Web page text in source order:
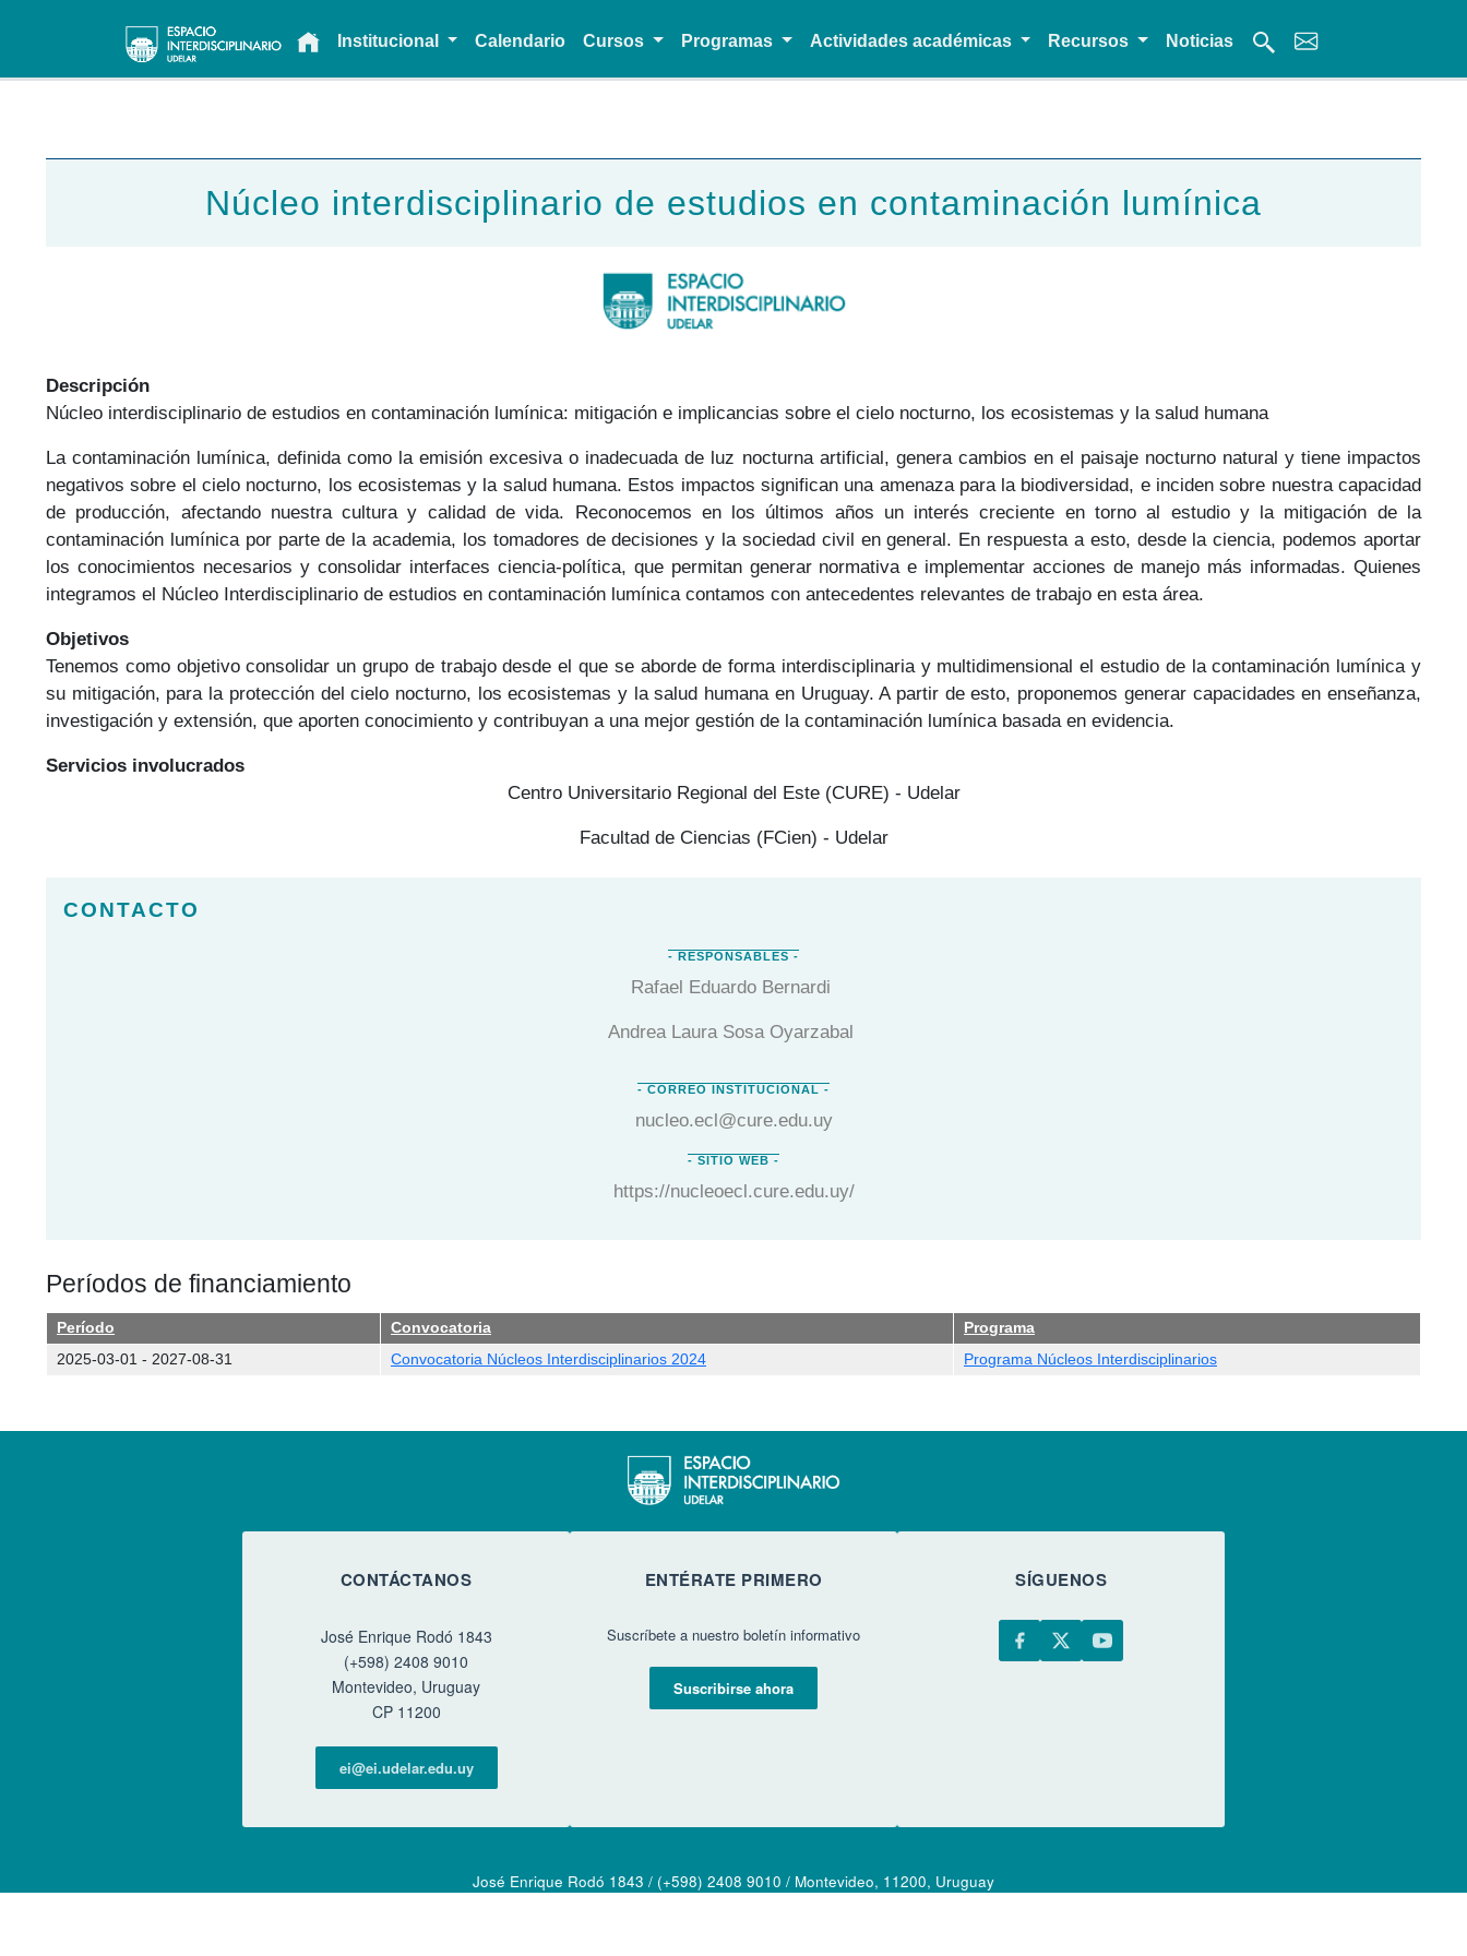
Main navigationInstitucional Calendario Cursos Programas Actividades académicas Recursos Noticias
Núcleo interdisciplinario de estudios en contaminación lumínica
Descripción
Núcleo interdisciplinario de estudios en contaminación lumínica: mitigación e implicancias sobre el cielo nocturno, los ecosistemas y la salud humana
La contaminación lumínica, definida como la emisión excesiva o inadecuada de luz nocturna artificial, genera cambios en el paisaje nocturno natural y tiene impactos
negativos sobre el cielo nocturno, los ecosistemas y la salud humana. Estos impactos significan una amenaza para la biodiversidad, e inciden sobre nuestra capacidad
de producción, afectando nuestra cultura y calidad de vida. Reconocemos en los últimos años un interés creciente en torno al estudio y la mitigación de la
contaminación lumínica por parte de la academia, los tomadores de decisiones y la sociedad civil en general. En respuesta a esto, desde la ciencia, podemos aportar
los conocimientos necesarios y consolidar interfaces ciencia-política, que permitan generar normativa e implementar acciones de manejo más informadas. Quienes
integramos el Núcleo Interdisciplinario de estudios en contaminación lumínica contamos con antecedentes relevantes de trabajo en esta área.
Objetivos
Tenemos como objetivo consolidar un grupo de trabajo desde el que se aborde de forma interdisciplinaria y multidimensional el estudio de la contaminación lumínica y
su mitigación, para la protección del cielo nocturno, los ecosistemas y la salud humana en Uruguay. A partir de esto, proponemos generar capacidades en enseñanza,
investigación y extensión, que aporten conocimiento y contribuyan a una mejor gestión de la contaminación lumínica basada en evidencia.
Servicios involucrados
Centro Universitario Regional del Este (CURE) - Udelar
Facultad de Ciencias (FCien) - Udelar
Rafael Eduardo Bernardi
Andrea Laura Sosa Oyarzabal
nucleo.ecl@cure.edu.uy
https://nucleoecl.cure.edu.uy/
Períodos de financiamiento
Período Convocatoria
Programa
2025-03-01 - 2027-08-31 Convocatoria Núcleos Interdisciplinarios 2024 Programa Núcleos Interdisciplinarios
CONTÁCTANOS
José Enrique Rodó 1843
(+598) 2408 9010
Montevideo, Uruguay
CP 11200
ei@ei.udelar.edu.uy
ENTÉRATE PRIMERO
Suscríbete a nuestro boletín informativo
Suscribirse ahora
SÍGUENOS
José Enrique Rodó 1843 / (+598) 2408 9010 / Montevideo, 11200, Uruguay